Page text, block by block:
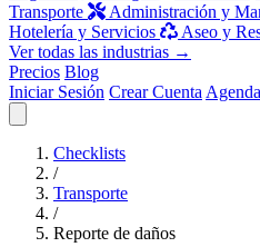
Transporte
Administración y
Hotelería y Servicios
Aseo y
Ver todas las industrias →
Precios Blog
Iniciar Sesión Crear Cuenta
Checklists
/
Transporte
/
Reporte de daños